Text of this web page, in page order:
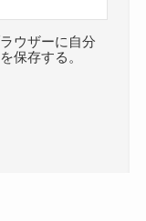
ウザーに自分
保存する。